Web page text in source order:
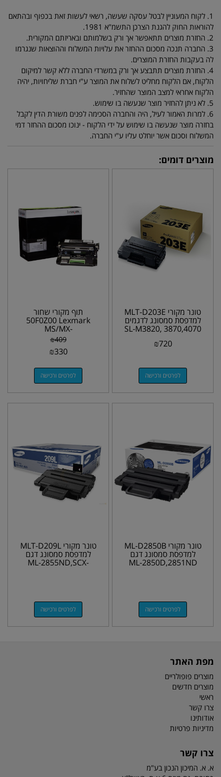
1. לקוח המעוניין לבטל עסקה שעשה, רשאי לעשות זאת בכפוף ובהתאם
להוראות החוק להגנת הצרכן התשמ"א 1981.
2. החזרת מוצרים תתאפשר אך ורק בשלמותם ובאריזתם המקורית.
3. החברה תנכה מסכום ההחזר את עלויות המשלוח וההוצאות שנגרמו
לה בעקבות החזרת המוצרים.
4. החזרת מוצרים תתבצע אך ורק במשרדי החברה ללא קשר למיקום
הלקוח, אם הלקוח מחליט לשלוח את המוצר ע"י חברת שליחויות, יהיה
הלקוח אחראי למצב המוצר שהחזיר.
5. לא ניתן להחזיר מוצר שנעשה בו שימוש.
6. למרות האמור לעיל, היה והחברה הסכימה לפנים משורת הדין לקבל
בחזרה מוצר שנעשה בו שימוש על ידי הלקוח - ינוכו מסכום ההחזר דמי
המשלוח וסכום אשר יוחלט עליו ע"י החברה.
מוצרים דומים:
טונר מקורי MLT-D203E
למדפסת סמסונג לדגמים
SL-M3820, 3870,4070
₪720
לפרטים ורכישה
תוף מקורי שחור
50F0Z00 Lexmark
MS/MX-
310,312,410,415,510,
511,610,611
₪409
₪330
לפרטים ורכישה
טונר מקורי ML-D2850B
למדפסת סמסונג דגם
ML-2850D,2851ND
לפרטים ורכישה
טונר מקורי MLT-D209L
למדפסת סמסונג דגם
ML-2855ND,SCX-
לפרטים ורכישה
מפת האתר
מוצרים פופולריים
מוצרים חדשים
ראשי
צרו קשר
אודותינו
מדיניות פרטיות
צרו קשר
א. א. המיכון הנכון בע"מ